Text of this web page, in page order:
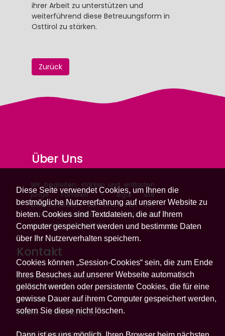
Diese Seite verwendet Cookies, um Ihnen die
bestmögliche Nutzererfahrung auf unserer Website zu
bieten. Cookies sind Textdateien, die auf Ihrem
Computer gespeichert werden und bestimmte Daten
über Ihr Nutzerverhalten speichern.
Cookies können „Session-Cookies“ sein, die zum Ende
Ihres Besuches auf unserer Webseite automatisch
gelöscht werden oder persistente Cookies, die für eine
gewisse Dauer auf ihrem Computer gespeichert werden,
sofern Sie diese nicht löschen.
ihrer Arbeit zu unterstützen und
weiterführend diese Betreuungsform in
Osttirol zu stärken.
Zurück
Über Uns
Wir begleiten, stärken und entlasten
junge Familien – egal wie
unterschiedlich sie sind. Von der
Schwangerschaft bis zum Schuleintritt
sind wir an deiner Seite.
Kontakt
Eltern Kind Zentrum Lienz
Rechter Iselweg 5
9900 Lienz
Telefon: +43/4852/61322
E-Mail:office@ekiz-lienz.at